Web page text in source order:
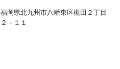
福岡県北九州市八幡東区槻田２丁目
２－１１